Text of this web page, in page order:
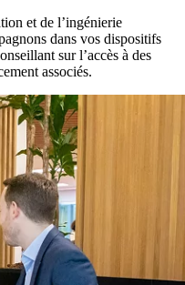
et de l’ingénierie
dans vos dispositifs
sur l’accès à des
associés.